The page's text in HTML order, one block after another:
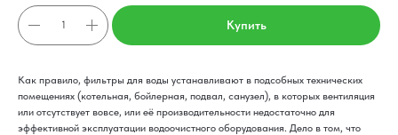
Купить
Как правило, фильтры для воды устанавливают в подсобных технических
помещениях (котельная, бойлерная, подвал, санузел), в которых вентиляция
или отсутствует вовсе, или её производительности недостаточно для
эффективной эксплуатации водоочистного оборудования. Дело в том, что